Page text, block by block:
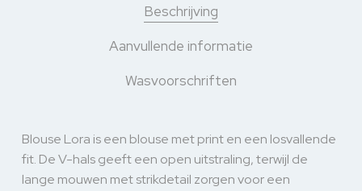
Beschrijving
Aanvullende informatie
Wasvoorschriften
Blouse Lora is een blouse met print en een losvallende
fit. De V-hals geeft een open uitstraling, terwijl de
lange mouwen met strikdetail zorgen voor een